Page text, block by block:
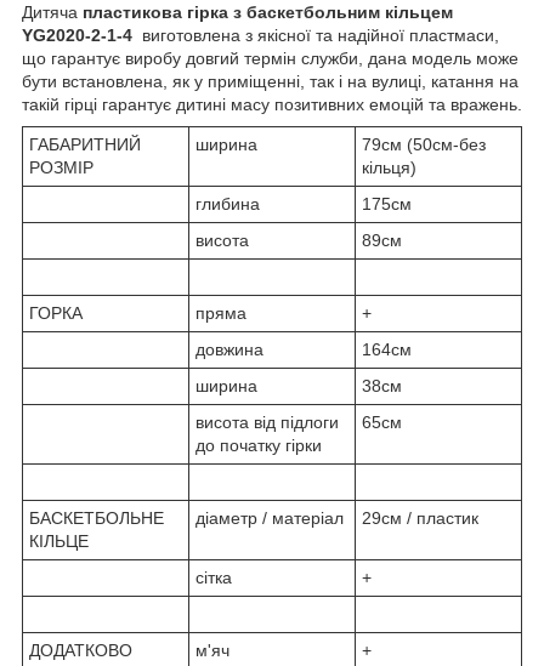
Дитяча пластикова гірка з баскетбольним кільцем
YG2020-2-1-4 виготовлена з якісної та надійної пластмаси,
що гарантує виробу довгий термін служби, дана модель може
бути встановлена, як у приміщенні, так і на вулиці, катання на
такій гірці гарантує дитині масу позитивних емоцій та вражень.
ГАБАРИТНИЙ
РОЗМІР
ширина
79см (50см-без
кільця)
глибина
175см
висота
89см
ГОРКА пряма
+
довжина
164см
ширина
38см
висота від підлоги
до початку гірки
65см
БАСКЕТБОЛЬНЕ
КІЛЬЦЕ
діаметр / матеріал 29см / пластик
сітка +
ДОДАТКОВО м'яч
+